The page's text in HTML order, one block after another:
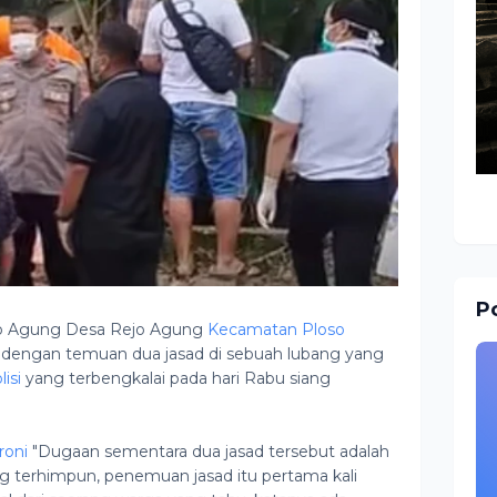
Desa Rejo Agung Kecamatan Ploso
temuan dua jasad di sebuah lubang yang
yang terbengkalai pada hari Rabu siang
"Dugaan sementara dua jasad tersebut adalah
terhimpun, penemuan jasad itu pertama kali